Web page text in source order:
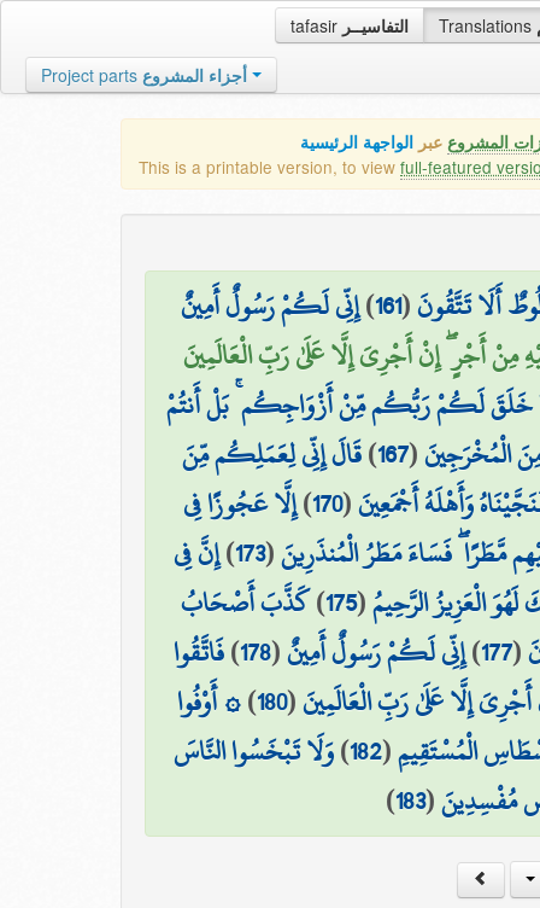
tafasir التفاسيــر Translations
Project parts أجزاء المشروع
المشروع عبر الواجهة الرئيسية
This is a printable version, to view full-featured
أَلَا تَتَّقُونَ(
161
)إِنِّي لَكُمْ رَسُولٌ أَمِينٌ
مِنْ أَجْرٍ ۖ إِنْ أَجْرِيَ إِلَّا عَلَىٰ رَبِّ الْعَالَمِينَ
خَلَقَ لَكُمْ رَبُّكُم مِّنْ أَزْوَاجِكُم ۚ بَلْ أَنتُمْ
الْمُخْرَجِينَ(
167
)قَالَ إِنِّي لِعَمَلِكُم مِّنَ
وَأَهْلَهُ أَجْمَعِينَ(
170
)إِلَّا عَجُوزًا فِي
مَّطَرًا ۖ فَسَاءَ مَطَرُ الْمُنذَرِينَ(
173
)إِنَّ فِي
الْعَزِيزُ الرَّحِيمُ(
175
)كَذَّبَ أَصْحَابُ
(
177
)إِنِّي لَكُمْ رَسُولٌ أَمِينٌ(
178
)فَاتَّقُوا
إِلَّا عَلَىٰ رَبِّ الْعَالَمِينَ(
180
)۞ أَوْفُوا
الْمُسْتَقِيمِ(
182
)وَلَا تَبْخَسُوا النَّاسَ
مُفْسِدِينَ(
183
)